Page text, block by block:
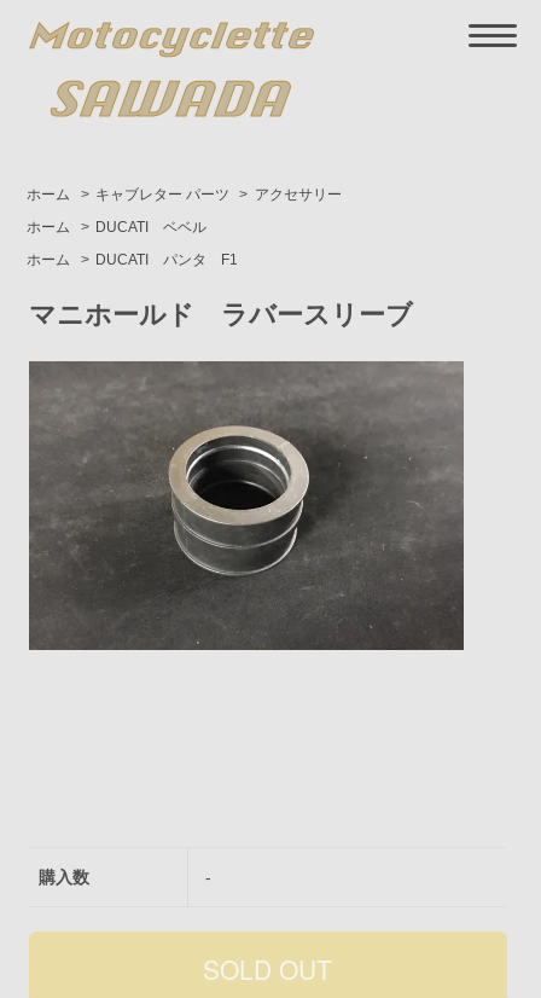
ホーム > キャブレター パーツ > アクセサリー
ホーム
> DUCATI ベベル
ホーム
> DUCATI パンタ F1
マニホールド ラバースリーブ
購入数 -